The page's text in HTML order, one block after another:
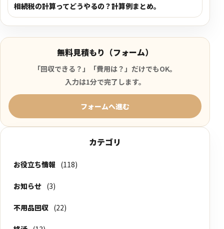
相続税の計算ってどうやるの？計算例まとめ。
無料見積もり（フォーム）
「回収できる？」「費用は？」だけでもOK。
入力は1分で完了します。
フォームへ進む
カテゴリ
お役立ち情報 (118)
お知らせ (3)
不用品回収 (22)